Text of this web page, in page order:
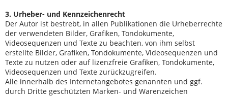
3. Urheber- und Kennzeichenrecht
Der Autor ist bestrebt, in allen Publikationen die Urheberrechte
der verwendeten Bilder, Grafiken, Tondokumente,
Videosequenzen und Texte zu beachten, von ihm selbst
erstellte Bilder, Grafiken, Tondokumente, Videosequenzen und
Texte zu nutzen oder auf lizenzfreie Grafiken, Tondokumente,
Videosequenzen und Texte zurückzugreifen.
Alle innerhalb des Internetangebotes genannten und ggf.
durch Dritte geschützten Marken- und Warenzeichen